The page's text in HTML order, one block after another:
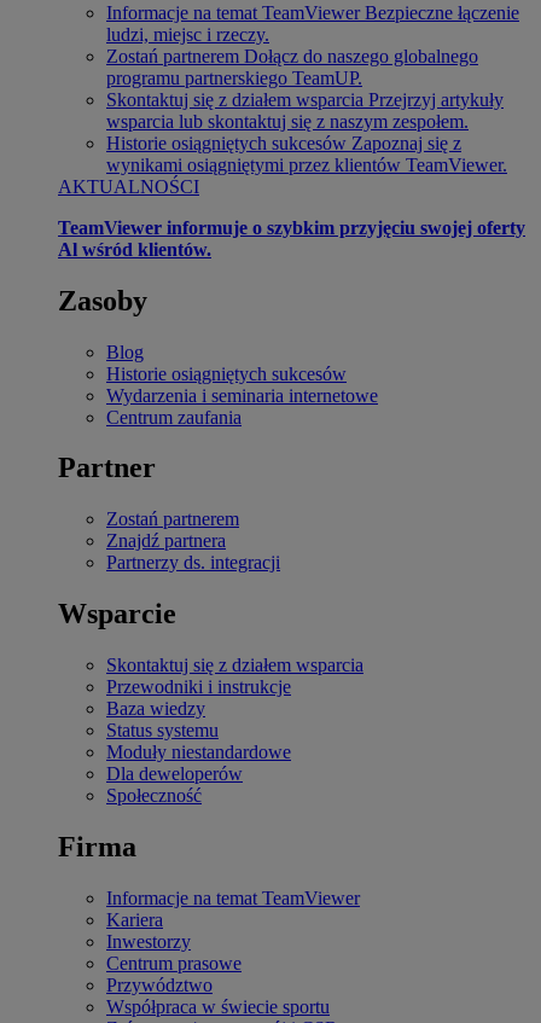
Informacje na temat TeamViewer Bezpieczne łączenie
ludzi, miejsc i rzeczy.
Zostań partnerem Dołącz do naszego globalnego
programu partnerskiego TeamUP.
Skontaktuj się z działem wsparcia Przejrzyj artykuły
wsparcia lub skontaktuj się z naszym zespołem.
Historie osiągniętych sukcesów Zapoznaj się z
wynikami osiągniętymi przez klientów TeamViewer.
AKTUALNOŚCI
TeamViewer informuje o szybkim przyjęciu swojej oferty
Al wśród klientów.
Zasoby
Blog
Historie osiągniętych sukcesów
Wydarzenia i seminaria internetowe
Centrum zaufania
Partner
Zostań partnerem
Znajdź partnera
Partnerzy ds. integracji
Wsparcie
Skontaktuj się z działem wsparcia
Przewodniki i instrukcje
Baza wiedzy
Status systemu
Moduły niestandardowe
Dla deweloperów
Społeczność
Firma
Informacje na temat TeamViewer
Kariera
Inwestorzy
Centrum prasowe
Przywództwo
Współpraca w świecie sportu